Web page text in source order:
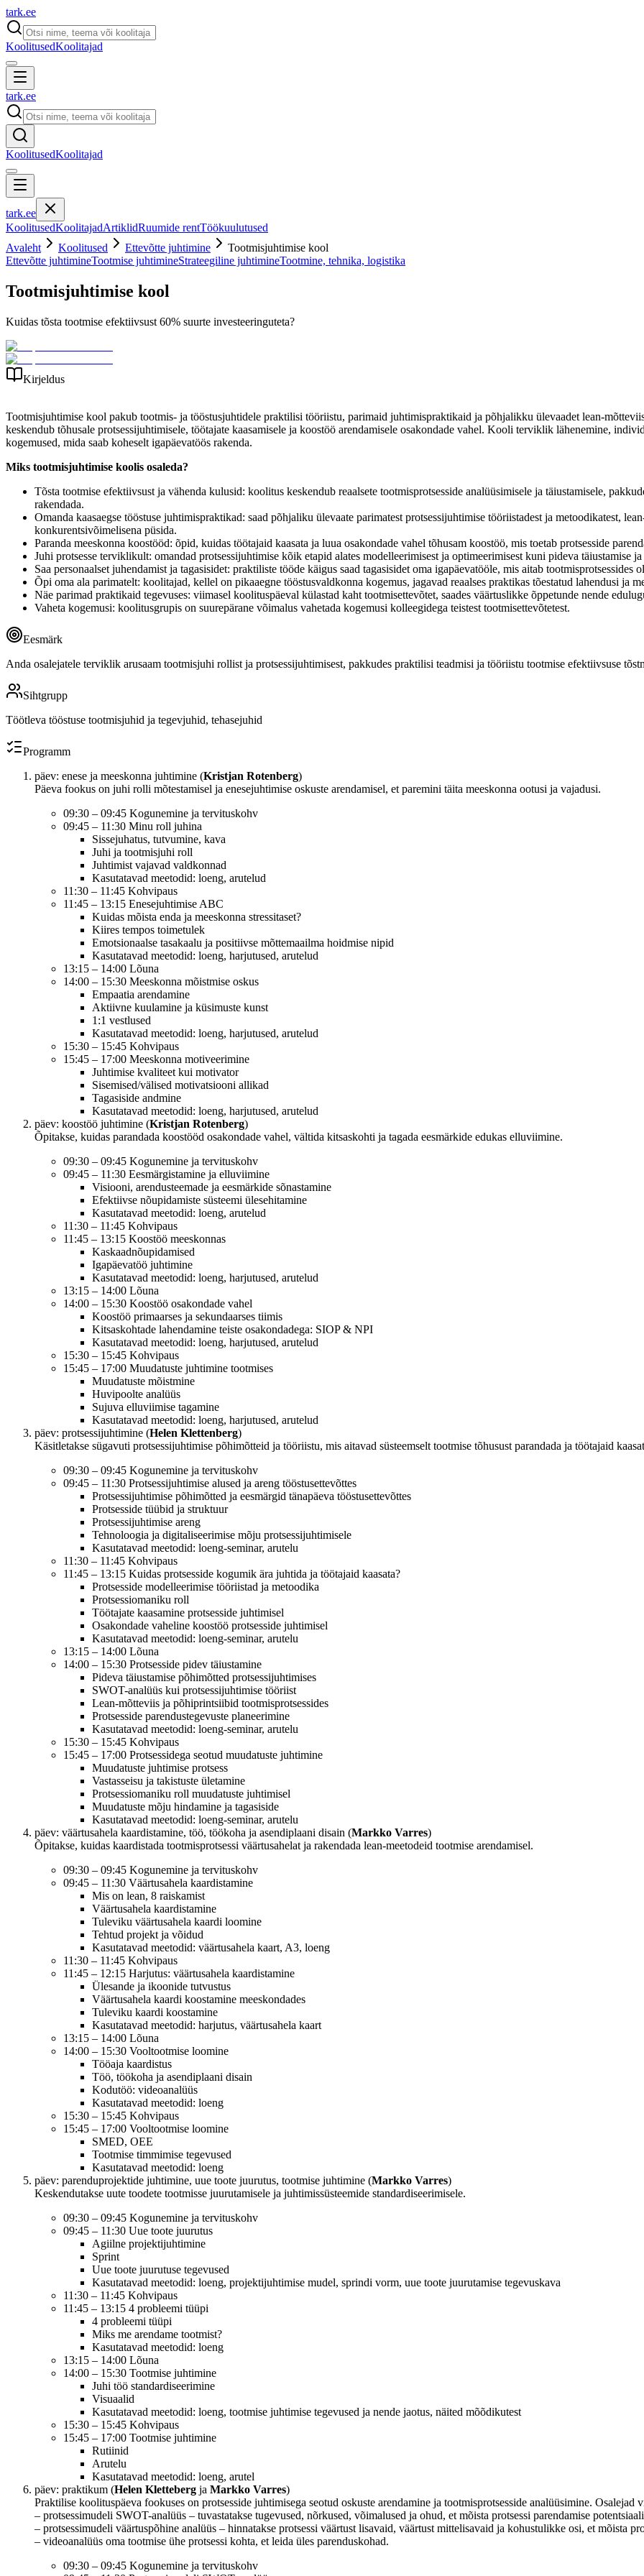
tark.ee
KoolitusedKoolitajad
tark.ee
KoolitusedKoolitajad
tark.ee
KoolitusedKoolitajadArtiklidRuumide rentTöökuulutused
Avaleht
Koolitused Ettevõtte juhtimine
Tootmisjuhtimise kool
Ettevõtte juhtimineTootmise juhtimineStrateegiline juhtimineTootmine, tehnika, logistika
Tootmisjuhtimise kool
Kuidas tõsta tootmise efektiivsust 60% suurte investeeringuteta?
Kirjeldus
Tootmisjuhtimise kool pakub tootmis- ja tööstusjuhtidele praktilisi tööriistu, parimaid juhtimispraktikaid ja põhjalikku ülevaadet lean-
keskendub tõhusale protsessijuhtimisele, töötajate kaasamisele ja koostöö arendamisele osakondade vahel. Kooli terviklik lähenemine,
kogemused, mida saab koheselt igapäevatöös rakenda.
Miks tootmisjuhtimise koolis osaleda?
Tõsta tootmise efektiivsust ja vähenda kulusid: koolitus keskendub reaalsete tootmisprotsesside analüüsimisele ja täiustamisele,
rakendada.
Omanda kaasaegse tööstuse juhtimispraktikad: saad põhjaliku ülevaate parimatest protsessijuhtimise tööriistadest ja metoodikatest,
konkurentsivõimelisena püsida.
Paranda meeskonna koostööd: õpid, kuidas töötajaid kaasata ja luua osakondade vahel tõhusam koostöö, mis toetab protsesside
Juhi protsesse terviklikult: omandad protsessijuhtimise kõik etapid alates modelleerimisest ja optimeerimisest kuni pideva täiustamise
Saa personaalset juhendamist ja tagasisidet: praktiliste tööde käigus saad tagasisidet oma igapäevatööle, mis aitab tootmisprotsessides
Õpi oma ala parimatelt: koolitajad, kellel on pikaaegne tööstusvaldkonna kogemus, jagavad reaalses praktikas tõestatud lahendusi ja
Näe parimad praktikaid tegevuses: viimasel koolituspäeval külastad kaht tootmisettevõtet, saades väärtuslikke õppetunde nende
Vaheta kogemusi: koolitusgrupis on suurepärane võimalus vahetada kogemusi kolleegidega teistest tootmisettevõtetest.
Eesmärk
Anda osalejatele terviklik arusaam tootmisjuhi rollist ja protsessijuhtimisest, pakkudes praktilisi teadmisi ja tööriistu tootmise efektiivsuse
Sihtgrupp
Töötleva tööstuse tootmisjuhid ja tegevjuhid, tehasejuhid
Programm
päev: enese ja meeskonna juhtimine (Kristjan Rotenberg)
Päeva fookus on juhi rolli mõtestamisel ja enesejuhtimise oskuste arendamisel, et paremini täita meeskonna ootusi ja vajadusi.
09:30 – 09:45 Kogunemine ja tervituskohv
09:45 – 11:30 Minu roll juhina
Sissejuhatus, tutvumine, kava
Juhi ja tootmisjuhi roll
Juhtimist vajavad valdkonnad
Kasutatavad meetodid: loeng, arutelud
11:30 – 11:45 Kohvipaus
11:45 – 13:15 Enesejuhtimise ABC
Kuidas mõista enda ja meeskonna stressitaset?
Kiires tempos toimetulek
Emotsionaalse tasakaalu ja positiivse mõttemaailma hoidmise nipid
Kasutatavad meetodid: loeng, harjutused, arutelud
13:15 – 14:00 Lõuna
14:00 – 15:30 Meeskonna mõistmise oskus
Empaatia arendamine
Aktiivne kuulamine ja küsimuste kunst
1:1 vestlused
Kasutatavad meetodid: loeng, harjutused, arutelud
15:30 – 15:45 Kohvipaus
15:45 – 17:00 Meeskonna motiveerimine
Juhtimise kvaliteet kui motivator
Sisemised/välised motivatsiooni allikad
Tagasiside andmine
Kasutatavad meetodid: loeng, harjutused, arutelud
päev: koostöö juhtimine (Kristjan Rotenberg)
Õpitakse, kuidas parandada koostööd osakondade vahel, vältida kitsaskohti ja tagada eesmärkide edukas elluviimine.
09:30 – 09:45 Kogunemine ja tervituskohv
09:45 – 11:30 Eesmärgistamine ja elluviimine
Visiooni, arendusteemade ja eesmärkide sõnastamine
Efektiivse nõupidamiste süsteemi ülesehitamine
Kasutatavad meetodid: loeng, arutelud
11:30 – 11:45 Kohvipaus
11:45 – 13:15 Koostöö meeskonnas
Kaskaadnõupidamised
Igapäevatöö juhtimine
Kasutatavad meetodid: loeng, harjutused, arutelud
13:15 – 14:00 Lõuna
14:00 – 15:30 Koostöö osakondade vahel
Koostöö primaarses ja sekundaarses tiimis
Kitsaskohtade lahendamine teiste osakondadega: SIOP & NPI
Kasutatavad meetodid: loeng, harjutused, arutelud
15:30 – 15:45 Kohvipaus
15:45 – 17:00 Muudatuste juhtimine tootmises
Muudatuste mõistmine
Huvipoolte analüüs
Sujuva elluviimise tagamine
Kasutatavad meetodid: loeng, harjutused, arutelud
päev: protsessijuhtimine (Helen Klettenberg)
Käsitletakse sügavuti protsessijuhtimise põhimõtteid ja tööriistu, mis aitavad süsteemselt tootmise tõhusust parandada ja töötajaid
09:30 – 09:45 Kogunemine ja tervituskohv
09:45 – 11:30 Protsessijuhtimise alused ja areng tööstusettevõttes
Protsessijuhtimise põhimõtted ja eesmärgid tänapäeva tööstusettevõttes
Protsesside tüübid ja struktuur
Protsessijuhtimise areng
Tehnoloogia ja digitaliseerimise mõju protsessijuhtimisele
Kasutatavad meetodid: loeng-seminar, arutelu
11:30 – 11:45 Kohvipaus
11:45 – 13:15 Kuidas protsesside kogumik ära juhtida ja töötajaid kaasata?
Protsesside modelleerimise tööriistad ja metoodika
Protsessiomaniku roll
Töötajate kaasamine protsesside juhtimisel
Osakondade vaheline koostöö protsesside juhtimisel
Kasutatavad meetodid: loeng-seminar, arutelu
13:15 – 14:00 Lõuna
14:00 – 15:30 Protsesside pidev täiustamine
Pideva täiustamise põhimõtted protsessijuhtimises
SWOT-analüüs kui protsessijuhtimise tööriist
Lean-mõtteviis ja põhiprintsiibid tootmisprotsessides
Protsesside parendustegevuste planeerimine
Kasutatavad meetodid: loeng-seminar, arutelu
15:30 – 15:45 Kohvipaus
15:45 – 17:00 Protsessidega seotud muudatuste juhtimine
Muudatuste juhtimise protsess
Vastasseisu ja takistuste ületamine
Protsessiomaniku roll muudatuste juhtimisel
Muudatuste mõju hindamine ja tagasiside
Kasutatavad meetodid: loeng-seminar, arutelu
päev: väärtusahela kaardistamine, töö, töökoha ja asendiplaani disain (Markko Varres)
Õpitakse, kuidas kaardistada tootmisprotsessi väärtusahelat ja rakendada lean-meetodeid tootmise arendamisel.
09:30 – 09:45 Kogunemine ja tervituskohv
09:45 – 11:30 Väärtusahela kaardistamine
Mis on lean, 8 raiskamist
Väärtusahela kaardistamine
Tuleviku väärtusahela kaardi loomine
Tehtud projekt ja võidud
Kasutatavad meetodid: väärtusahela kaart, A3, loeng
11:30 – 11:45 Kohvipaus
11:45 – 12:15 Harjutus: väärtusahela kaardistamine
Ülesande ja ikoonide tutvustus
Väärtusahela kaardi koostamine meeskondades
Tuleviku kaardi koostamine
Kasutatavad meetodid: harjutus, väärtusahela kaart
13:15 – 14:00 Lõuna
14:00 – 15:30 Vooltootmise loomine
Tööaja kaardistus
Töö, töökoha ja asendiplaani disain
Kodutöö: videoanalüüs
Kasutatavad meetodid: loeng
15:30 – 15:45 Kohvipaus
15:45 – 17:00 Vooltootmise loomine
SMED, OEE
Tootmise timmimise tegevused
Kasutatavad meetodid: loeng
päev: parenduprojektide juhtimine, uue toote juurutus, tootmise juhtimine (Markko Varres)
Keskendutakse uute toodete tootmisse juurutamisele ja juhtimissüsteemide standardiseerimisele.
09:30 – 09:45 Kogunemine ja tervituskohv
09:45 – 11:30 Uue toote juurutus
Agiilne projektijuhtimine
Sprint
Uue toote juurutuse tegevused
Kasutatavad meetodid: loeng, projektijuhtimise mudel, sprindi vorm, uue toote juurutamise tegevuskava
11:30 – 11:45 Kohvipaus
11:45 – 13:15 4 probleemi tüüpi
4 probleemi tüüpi
Miks me arendame tootmist?
Kasutatavad meetodid: loeng
13:15 – 14:00 Lõuna
14:00 – 15:30 Tootmise juhtimine
Juhi töö standardiseerimine
Visuaalid
Kasutatavad meetodid: loeng, tootmise juhtimise tegevused ja nende jaotus, näited mõõdikutest
15:30 – 15:45 Kohvipaus
15:45 – 17:00 Tootmise juhtimine
Rutiinid
Arutelu
Kasutatavad meetodid: loeng, arutel
päev: praktikum (Helen Kletteberg ja Markko Varres)
Praktilise koolituspäeva fookuses on protsesside juhtimisega seotud oskuste arendamine ja tootmisprotsesside analüüsimine.
– protsessimudeli SWOT-analüüs – tuvastatakse tugevused, nõrkused, võimalused ja ohud, et mõista protsessi parendamise
– protsessimudeli väärtuspõhine analüüs – hinnatakse protsessi väärtust lisavaid, väärtust mittelisavaid ja kohustulikke osi, et mõista
– videoanalüüs oma tootmise ühe protsessi kohta, et leida üles parenduskohad.
09:30 – 09:45 Kogunemine ja tervituskohv